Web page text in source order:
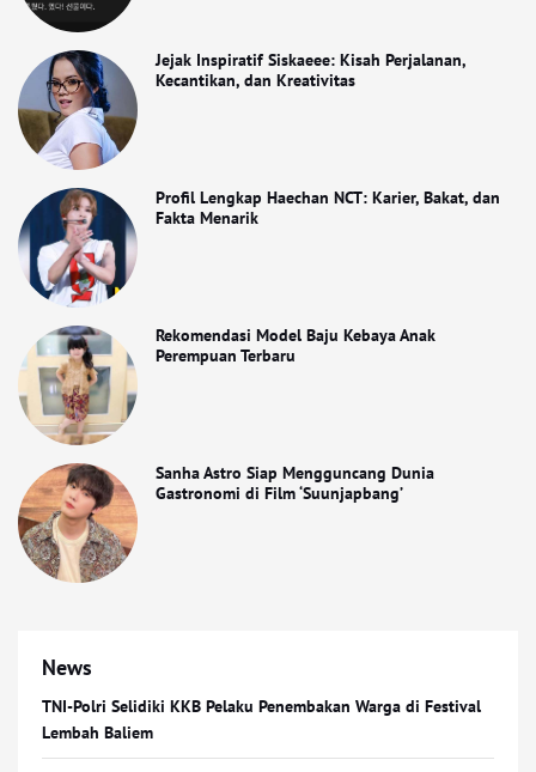
Jejak Inspiratif Siskaeee: Kisah Perjalanan,
Kecantikan, dan Kreativitas
Profil Lengkap Haechan NCT: Karier, Bakat, dan
Fakta Menarik
Rekomendasi Model Baju Kebaya Anak
Perempuan Terbaru
Sanha Astro Siap Mengguncang Dunia
Gastronomi di Film ‘Suunjapbang’
News
TNI-Polri Selidiki KKB Pelaku Penembakan Warga di Festival
Lembah Baliem